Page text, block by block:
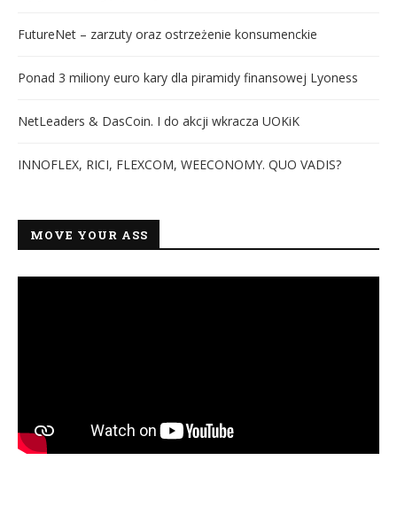
FutureNet – zarzuty oraz ostrzeżenie konsumenckie
Ponad 3 miliony euro kary dla piramidy finansowej Lyoness
NetLeaders & DasCoin. I do akcji wkracza UOKiK
INNOFLEX, RICI, FLEXCOM, WEECONOMY. QUO VADIS?
MOVE YOUR ASS